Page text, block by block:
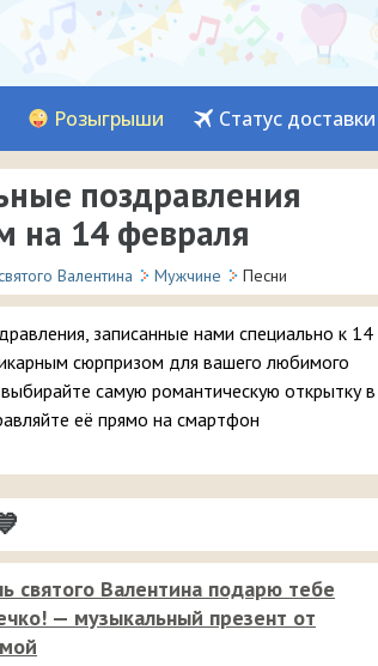
Розыгрыши Статус доставки
поздравления
на 14 февраля
Валентина Мужчине Песни
записанные нами специально к 14
сюрпризом для вашего любимого
самую романтическую открытку в
её прямо на смартфон
святого Валентина подарю тебе
— музыкальный презент от